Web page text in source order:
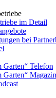
im Detail
bei
Garten“ Telefon
Garten“ Magazin